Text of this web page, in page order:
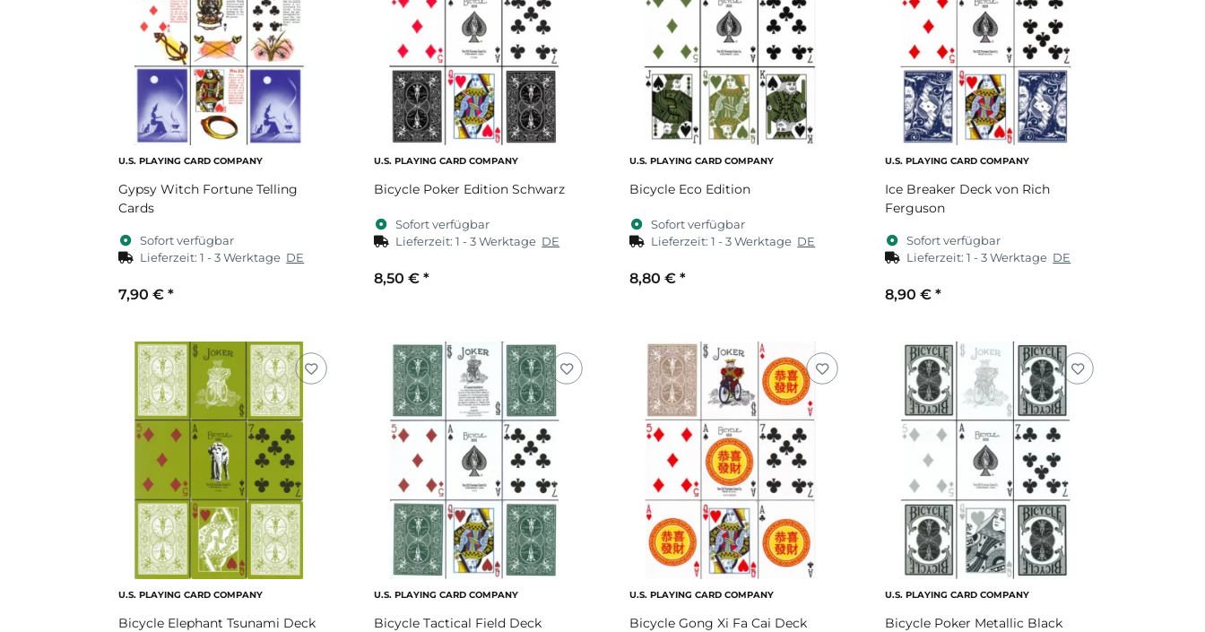
U.S. PLAYING CARD COMPANY
Gypsy Witch Fortune Telling
Cards
Sofort verfügbar
Lieferzeit:1 - 3 Werktage DE
7,90 € *
U.S. PLAYING CARD COMPANY
Bicycle Poker Edition Schwarz
Sofort verfügbar
Lieferzeit:1 - 3 Werktage DE
8,50 € *
U.S. PLAYING CARD COMPANY
Bicycle Eco Edition
Sofort verfügbar
Lieferzeit:1 - 3 Werktage DE
8,80 € *
U.S. PLAYING CARD COMPANY
Ice Breaker Deck von Rich
Ferguson
Sofort verfügbar
Lieferzeit:1 - 3 Werktage DE
8,90 € *
U.S. PLAYING CARD COMPANY
Bicycle Elephant Tsunami Deck
U.S. PLAYING CARD COMPANY
Bicycle Tactical Field Deck
U.S. PLAYING CARD COMPANY
Bicycle Gong Xi Fa Cai Deck
U.S. PLAYING CARD COMPANY
Bicycle Poker Metallic Black